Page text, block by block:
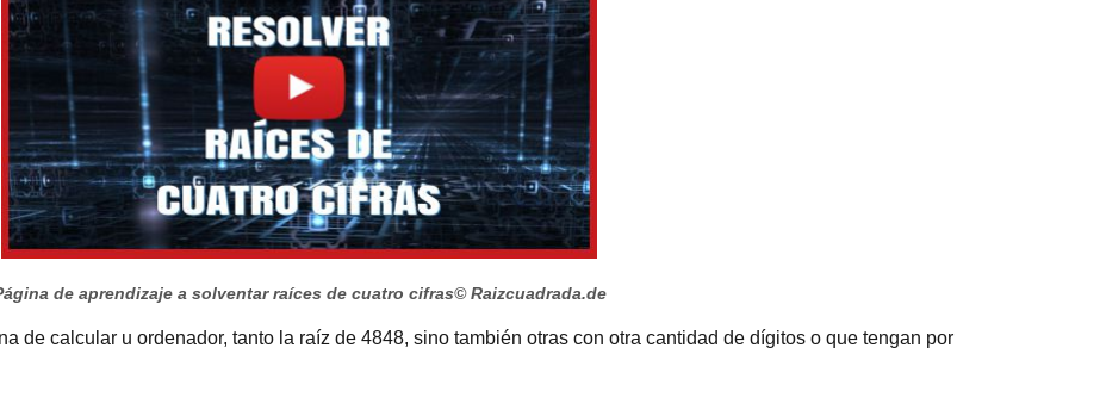
de aprendizaje a solventar raíces de cuatro cifras© Raizcuadrada.de
de calcular u ordenador, tanto la raíz de 4848, sino también otras con otra cantidad de dígitos o que tengan por